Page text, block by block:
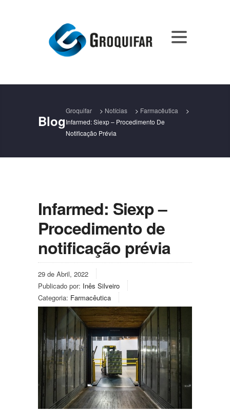
Blog
Groquifar > Notícias > Farmacêutica
>
Infarmed: Siexp – Procedimento De
Notificação Prévia
Infarmed: Siexp –
Procedimento de
notificação prévia
29 de Abril, 2022
Publicado por: Inês Silveiro
Categoria: Farmacêutica